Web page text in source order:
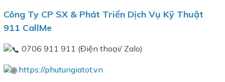
Công Ty CP SX & Phát Triển Dịch Vụ Kỹ Thuật
911 CallMe
0706 911 911 (Điện thoại/ Zalo)
https://phutungiatot.vn